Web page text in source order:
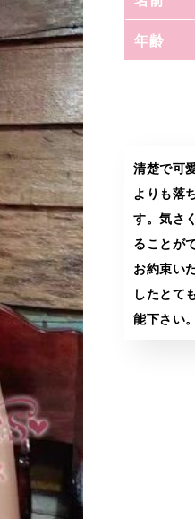
年齢
清楚で可
よりも落
す。気さ
ることが
お約束い
したとて
能下さい